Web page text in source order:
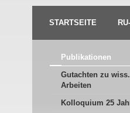
STARTSEITE
Publikationen
Gutachten zu wiss.
Arbeiten
Kolloquium 25